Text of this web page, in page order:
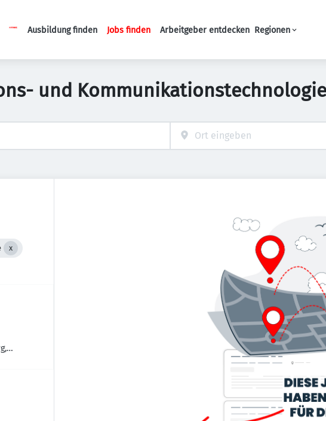
Haupt-Navigation
Ausbildung finden Jobs finden Arbeitgeber entdecken Regionen
und